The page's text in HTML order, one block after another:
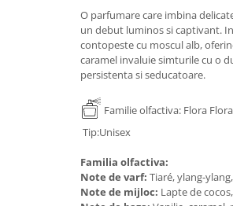
O parfumare care imbina
un debut luminos si captivant.
contopeste cu moscul alb,
caramel invaluie simturile cu o
persistenta si seducatoare.
Familie olfactiva: Flora
Tip:Unisex
Familia olfactiva:
Note de varf: Tiaré, ylang-
Note de mijloc: Lapte de